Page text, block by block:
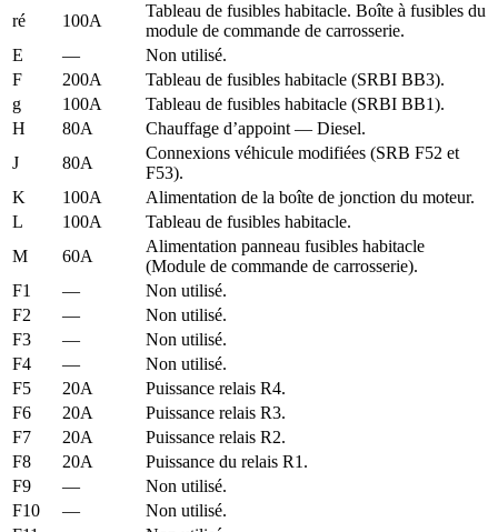
ré
100A
Tableau de fusibles habitacle. Boîte à fusibles du
module de commande de carrosserie.
E
—
Non utilisé.
F
200A
Tableau de fusibles habitacle (SRBI BB3).
g
100A
Tableau de fusibles habitacle (SRBI BB1).
H
80A
Chauffage d’appoint — Diesel.
J
80A
Connexions véhicule modifiées (SRB F52 et
F53).
K
100A
Alimentation de la boîte de jonction du moteur.
L
100A
Tableau de fusibles habitacle.
M
60A
Alimentation panneau fusibles habitacle
(Module de commande de carrosserie).
F1
—
Non utilisé.
F2
—
Non utilisé.
F3
—
Non utilisé.
F4
—
Non utilisé.
F5
20A
Puissance relais R4.
F6
20A
Puissance relais R3.
F7
20A
Puissance relais R2.
F8
20A
Puissance du relais R1.
F9
—
Non utilisé.
F10
—
Non utilisé.